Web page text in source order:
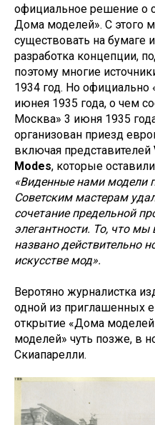
официальное решение о
Дома моделей». С этого
существовать на бумаге
разработка концепции,
поэтому многие
1934 год. Но
июнея 1935 года, о чем
Москва» 3 июня 1935
организован приезд
включая представителей
Modes, которые
«Виденные нами модели
Советским мастерам
сочетание предельной
элегантности. То, что
названо действительно
искусстве мод».
Веротяно журналистка
одной из приглашенных
открытие «Дома
моделей» чуть позже, в
Скиапарелли.